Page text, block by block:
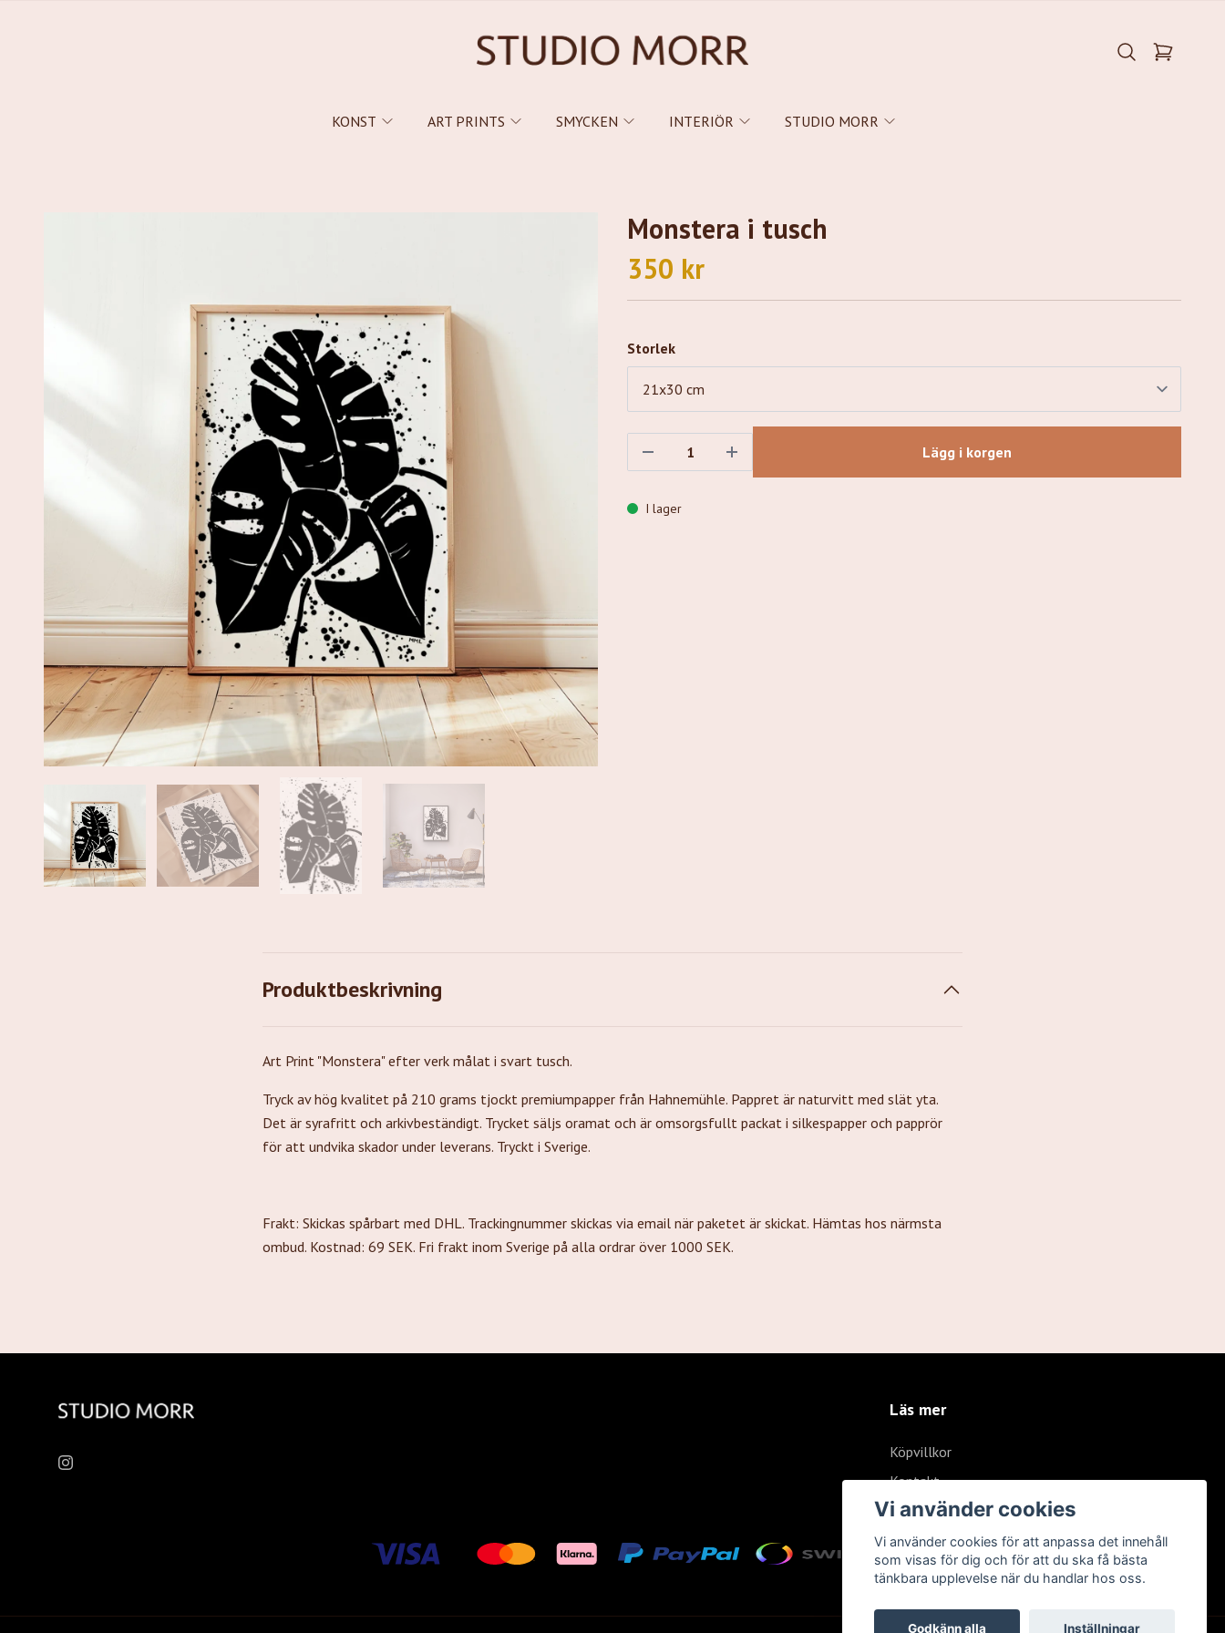
KONST ART PRINTS SMYCKEN INTERIÖR STUDIO MORR
Monstera i tusch
350 kr
Storlek
Lägg i korgen
I lager
Produktbeskrivning
Art Print "Monstera" efter verk målat i svart tusch.
Tryck av hög kvalitet på 210 grams tjockt premiumpapper från Hahnemühle. Pappret är naturvitt med slät yta.
Det är syrafritt och arkivbeständigt. Trycket säljs oramat och är omsorgsfullt packat i silkespapper och papprör
för att undvika skador under leverans. Tryckt i Sverige.
Frakt: Skickas spårbart med DHL. Trackingnummer skickas via email när paketet är skickat. Hämtas hos närmsta
ombud. Kostnad: 69 SEK. Fri frakt inom Sverige på alla ordrar över 1000 SEK.
Läs mer
Köpvillkor
Kontakt
Vi använder cookies
Vi använder cookies för att anpassa det innehåll
som visas för dig och för att du ska få bästa
tänkbara upplevelse när du handlar hos oss.
Godkänn alla Inställningar